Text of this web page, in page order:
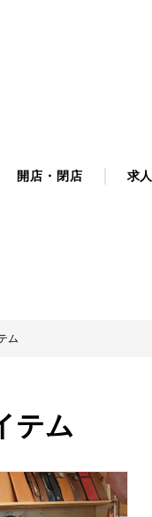
開店・閉店 求人
ム
テム